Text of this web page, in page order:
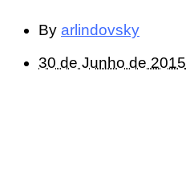
By arlindovsky
30 de Junho de 2015